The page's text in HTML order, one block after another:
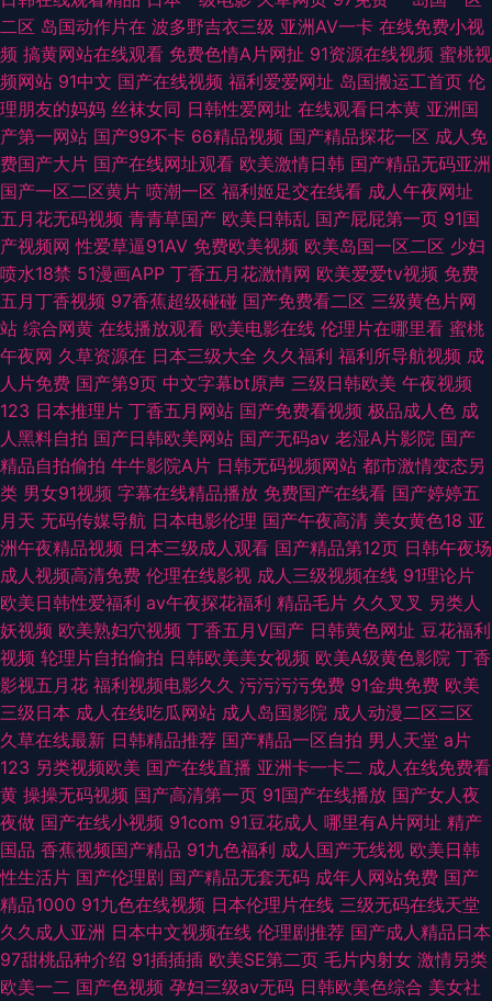
二区 岛国动作片在 波多野吉衣三级 亚洲AV一卡 在线免费小视
频 搞黄网站在线观看 免费色情A片网扯 91资源在线视频 蜜桃视
频网站 91中文 国产在线视频 福利爱爱网址 岛国搬运工首页 伦
理朋友的妈妈 丝袜女同 日韩性爱网址 在线观看日本黄 亚洲国
产第一网站 国产99不卡 66精品视频 国产精品探花一区 成人免
费国产大片 国产在线网址观看 欧美激情日韩 国产精品无码亚洲
国产一区二区黄片 喷潮一区 福利姬足交在线看 成人午夜网址
五月花无码视频 青青草国产 欧美日韩乱 国产屁屁第一页 91国
产视频网 性爱草逼91AV 免费欧美视频 欧美岛国一区二区 少妇
喷水18禁 51漫画APP 丁香五月花激情网 欧美爱爱tv视频 免费
五月丁香视频 97香蕉超级碰碰 国产免费看二区 三级黄色片网
站 综合网黄 在线播放观看 欧美电影在线 伦理片在哪里看 蜜桃
午夜网 久草资源在 日本三级大全 久久福利 福利所导航视频 成
人片免费 国产第9页 中文字幕bt原声 三级日韩欧美 午夜视频
123 日本推理片 丁香五月网站 国产免费看视频 极品成人色 成
人黑料自拍 国产日韩欧美网站 国产无码av 老湿A片影院 国产
精品自拍偷拍 牛牛影院A片 日韩无码视频网站 都市激情变态另
类 男女91视频 字幕在线精品播放 免费国产在线看 国产婷婷五
月天 无码传媒导航 日本电影伦理 国产午夜高清 美女黄色18 亚
洲午夜精品视频 日本三级成人观看 国产精品第12页 日韩午夜场
成人视频高清免费 伦理在线影视 成人三级视频在线 91理论片
欧美日韩性爱福利 av午夜探花福利 精品毛片 久久叉叉 另类人
妖视频 欧美熟妇穴视频 丁香五月V国产 日韩黄色网址 豆花福利
视频 轮理片自拍偷拍 日韩欧美美女视频 欧美A级黄色影院 丁香
影视五月花 福利视频电影久久 污污污污免费 91金典免费 欧美
三级日本 成人在线吃瓜网站 成人岛国影院 成人动漫二区三区
久草在线最新 日韩精品推荐 国产精品一区自拍 男人天堂 a片
123 另类视频欧美 国产在线直播 亚洲卡一卡二 成人在线免费看
黄 操操无码视频 国产高清第一页 91国产在线播放 国产女人夜
夜做 国产在线小视频 91com 91豆花成人 哪里有A片网址 精产
国品 香蕉视频国产精品 91九色福利 成人国产无线视 欧美日韩
性生活片 国产伦理剧 国产精品无套无码 成年人网站免费 国产
精品1000 91九色在线视频 日本伦理片在线 三级无码在线天堂
久久成人亚洲 日本中文视频在线 伦理剧推荐 国产成人精品日本
97甜桃品种介绍 91插插插 欧美SE第二页 毛片内射女 激情另类
欧美一二 国产色视频 孕妇三级av无码 日韩欧美色综合 美女社